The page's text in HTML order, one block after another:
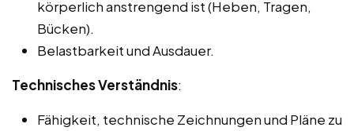
körperlich anstrengend ist (Heben, Tragen,
Bücken).
Belastbarkeit und Ausdauer.
Technisches Verständnis:
Fähigkeit, technische Zeichnungen und Pläne zu